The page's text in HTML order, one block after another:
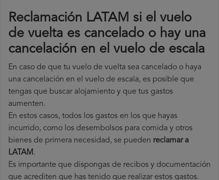
Reclamación LATAM si el vuelo
de vuelta es cancelado o hay una
cancelación en el vuelo de escala
En caso de que tu vuelo de vuelta sea cancelado o haya
una cancelación en el vuelo de escala, es posible que
tengas que buscar alojamiento y que tus gastos
aumenten.
En estos casos, todos los gastos en los que hayas
incurrido, como los desembolsos para comida y otros
bienes de primera necesidad, se pueden reclamar a
LATAM.
Es importante que dispongas de recibos y documentación
que acrediten que has tenido que realizar estos gastos.